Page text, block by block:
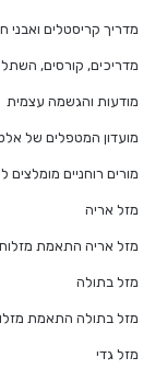
מדריך קריסטלים ואבני
מדריכים, קורסים,
מודעות והגשמה עצמית
מועדון המטפלים של
מורים רוחניים
מזל אריה
מזל אריה התאמת
מזל בתולה
מזל בתולה התאמת
מזל גדי